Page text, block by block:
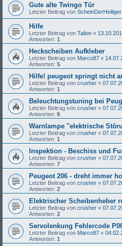
Gute alte Twingo Tür
Letzter Beitrag von ScheinDerHeiliger
Hilfe
Letzter Beitrag von Talion «
Antworten: 1
Heckscheiben Aufkleber
Letzter Beitrag von Marco87 «
Antworten: 5
Hilfe! peugeot springt nicht
Letzter Beitrag von crusher «
Antworten: 1
Beleuchtungstuning bei
Letzter Beitrag von crusher «
Antworten: 6
Warnlampe "elektrische
Letzter Beitrag von crusher «
Antworten: 1
Inspektion - Beschiss und
Letzter Beitrag von crusher «
Antworten: 7
Peugeot 206 - dreht immer
Letzter Beitrag von crusher «
Antworten: 2
Elektrischer Scheibenheber
Letzter Beitrag von crusher «
Antworten: 2
Servolenkung Fehlercode
Letzter Beitrag von Marco87 «
Antworten: 1